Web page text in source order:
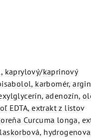
kaprylový/kaprinový
karbomér,
adenozín,
EDTA, extrakt z listov
Curcuma longa,